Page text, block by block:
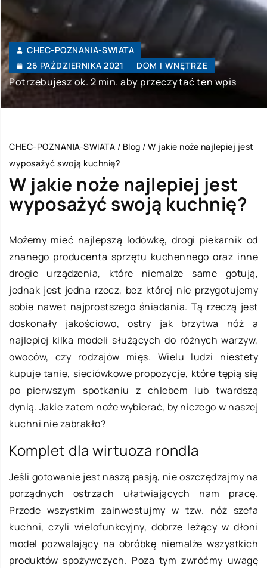
CHEC-POZNANIA-SWIATA
26 PAŹDZIERNIKA 2021
DOM I WNĘTRZE
Potrzebujesz ok. 2 min. aby przeczytać ten wpis
CHEC-POZNANIA-SWIATA / Blog / W jakie noże najlepiej jest
wyposażyć swoją kuchnię?
W jakie noże najlepiej jest
wyposażyć swoją kuchnię?
Możemy mieć najlepszą lodówkę, drogi piekarnik od
znanego producenta sprzętu kuchennego oraz inne
drogie urządzenia, które niemalże same gotują,
jednak jest jedna rzecz, bez której nie przygotujemy
sobie nawet najprostszego śniadania. Tą rzeczą jest
doskonały jakościowo, ostry jak brzytwa nóż a
najlepiej kilka modeli służących do różnych warzyw,
owoców, czy rodzajów mięs. Wielu ludzi niestety
kupuje tanie, sieciówkowe propozycje, które tępią się
po pierwszym spotkaniu z chlebem lub twardszą
dynią. Jakie zatem noże wybierać, by niczego w naszej
kuchni nie zabrakło?
Komplet dla wirtuoza rondla
Jeśli gotowanie jest naszą pasją, nie oszczędzajmy na
porządnych ostrzach ułatwiających nam pracę.
Przede wszystkim zainwestujmy w tzw. nóż szefa
kuchni, czyli wielofunkcyjny, dobrze leżący w dłoni
model pozwalający na obróbkę niemalże wszystkich
produktów spożywczych. Poza tym zwróćmy uwagę